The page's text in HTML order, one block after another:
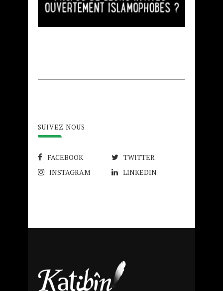
SUIVEZ NOUS
FACEBOOK
TWITTER
INSTAGRAM
LINKEDIN